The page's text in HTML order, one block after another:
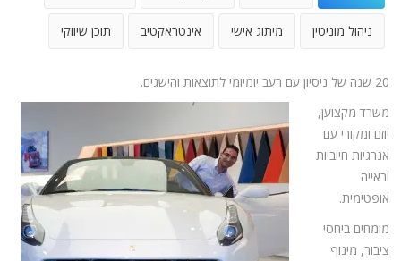
ניהול מוניטין מיתוג אישי אינטראקטיב תוכן שיווקי
20 שנה של ניסיון עם רעב יומיומי לתוצאות והישגים.
משרד מקצוען,
יוזם ומקורי עם
אנרגיות חיוביות
וראייה
אופטימית.
מומחים ביחסי
ציבור, מינוף